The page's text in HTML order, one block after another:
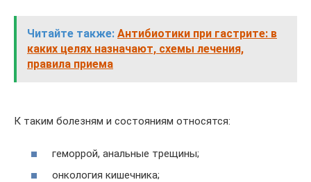
Читайте также: Антибиотики при гастрите: в
каких целях назначают, схемы лечения,
правила приема
К таким болезням и состояниям относятся:
геморрой, анальные трещины;
онкология кишечника;